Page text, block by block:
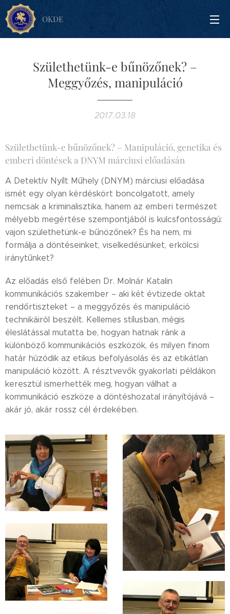
OKDE
Születhetünk-e bűnözőnek? –
Meggyőzés, manipuláció
2017.03.18
Születhetünk-e bűnözőnek? – Manipuláció, genetika és
emberi döntések a DNYM márciusi előadásán
A Detektív Nyílt Műhely (DNYM) márciusi előadása
ismét egy olyan kérdéskört boncolgatott, amely
nemcsak a kriminalisztika, hanem az emberi természet
mélyebb megértése szempontjából is kulcsfontosságú:
vajon születhetünk-e bűnözőnek? És ha nem, mi
formálja a döntéseinket, viselkedésünket, erkölcsi
iránytűnket?
Az előadás első felében Dr. Molnár Katalin
kommunikációs szakember – aki két évtizede oktat
rendőrtiszteket – a meggyőzés és manipuláció
technikáiról beszélt. Kellemes stílusban, mégis
éleslátással mutatta be, hogyan hatnak ránk a
különböző kommunikációs eszközök, és milyen finom
határ húzódik az etikus befolyásolás és az etikátlan
manipuláció között. A résztvevők gyakorlati példákon
keresztül ismerhették meg, hogyan válhat a
kommunikáció eszköze a döntéshozatal irányítójává –
akár jó, akár rossz cél érdekében.